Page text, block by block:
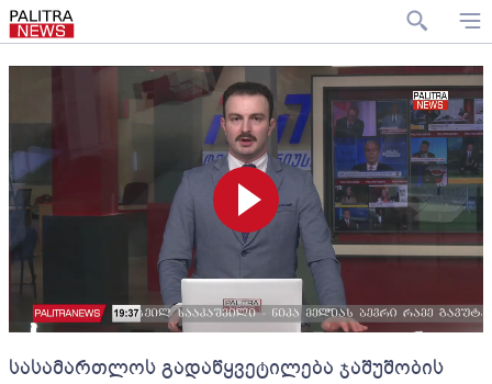
სასამართლოს გადაწყვეტილება ჯაშუშობის